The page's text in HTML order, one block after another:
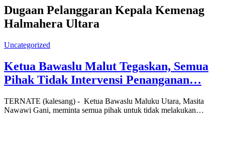
Dugaan Pelanggaran Kepala Kemenag
Halmahera Ultara
Uncategorized
Ketua Bawaslu Malut Tegaskan, Semua
Pihak Tidak Intervensi Penanganan…
TERNATE (kalesang) - Ketua Bawaslu Maluku Utara, Masita
Nawawi Gani, meminta semua pihak untuk tidak melakukan…